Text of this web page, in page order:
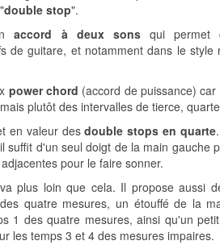
double stop".
accord à deux sonsqui permet
de guitare, et notamment dans le style
power chord (accord de puissance) car
plutôt des intervalles de tierce,
en valeur desdouble stops en quarte
suffit d'un seul doigt de la main gauche
pour le faire sonner.
plus loin que cela. Il propose aussi
quatre mesures, un étouffé de la
1 des quatre mesures, ainsi qu'un
les temps 3 et 4 des mesures impaires.